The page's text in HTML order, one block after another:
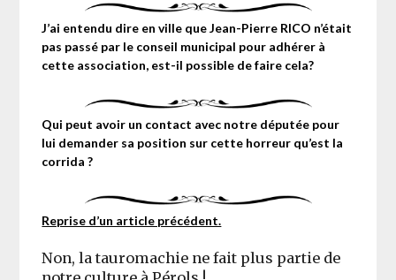
J’ai entendu dire en ville que Jean-Pierre RICO n’était
pas passé par le conseil municipal pour adhérer à
cette association, est-il possible de faire cela?
Qui peut avoir un contact avec notre députée pour
lui demander sa position sur cette horreur qu’est la
corrida ?
Reprise d’un article précédent.
Non, la tauromachie ne fait plus partie de